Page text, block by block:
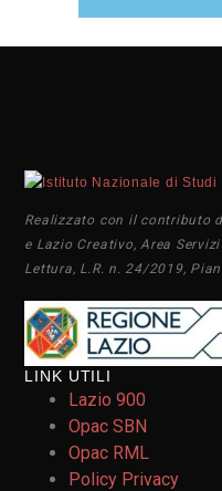
Realizzato con il contributo
e Lazio Creativo, Area
Lettura, L.R. n. 24/2019,
LINK UTILI
Lazio 900
Opac SBN
Opac RML
Policy Privacy